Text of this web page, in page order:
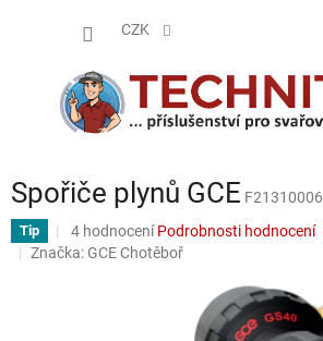
CZK
Spořiče plynů GCE F21310006
Tip
Průměrné
hodnocení
4 hodnocení Podrobnosti hodnocení
Značka: GCE Chotěboř